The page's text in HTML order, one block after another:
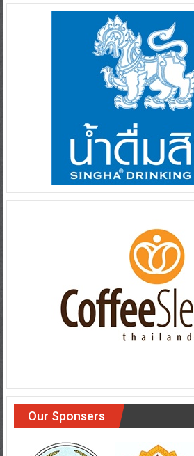
Our Sponsers